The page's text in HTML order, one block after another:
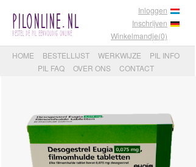
PilOnline.nl
Bestel de pil eenvoudig online
Inloggen
Inschrijven
Winkelmandje(0)
HOME
BESTELLIJST WERKWIJZE
PIL INFO
PIL FAQ
OVER ONS CONTACT